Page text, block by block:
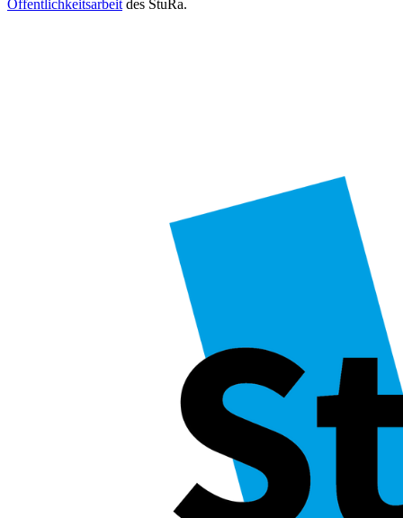
Öffentlichkeitsarbeit des StuRa.